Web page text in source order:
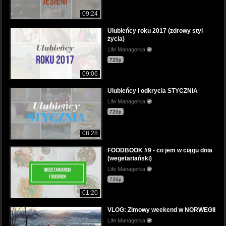
09:24
09:06
Ulubieńcy roku 2017 (zdrowy styl
życia)
Life Managerka
720p
08:28
Ulubieńcy i odkrycia STYCZNIA
Life Managerka
720p
01:20
FOODBOOK #9 - co jem w ciągu dnia
(wegetariański)
Life Managerka
720p
VLOG: Zimowy weekend w NORWEGII
Life Managerka